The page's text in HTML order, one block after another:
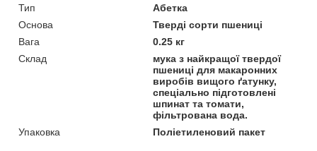
Тип
Абетка
Основа
Тверді сорти пшениці
Вага
0.25 кг
Склад
мука з найкращої твердої
пшениці для макаронних
виробів вищого ґатунку,
спеціально підготовлені
шпинат та томати,
фільтрована вода.
Упаковка
Поліетиленовий пакет